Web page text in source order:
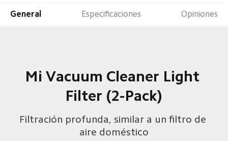
General Especificaciones Opiniones
Mi Vacuum Cleaner Light
Filter (2-Pack)
Filtración profunda, similar a un filtro de
aire doméstico